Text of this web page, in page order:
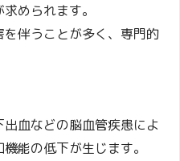
められます。
伴うことが多く、専門的
血などの脳血管疾患によ
能の低下が生じます。